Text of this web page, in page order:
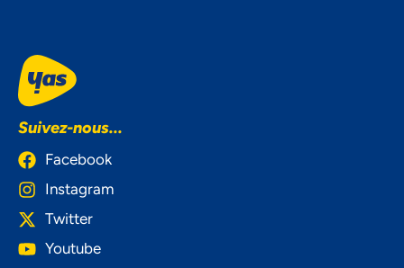
Suivez-nous...
Facebook
Instagram
Twitter
Youtube